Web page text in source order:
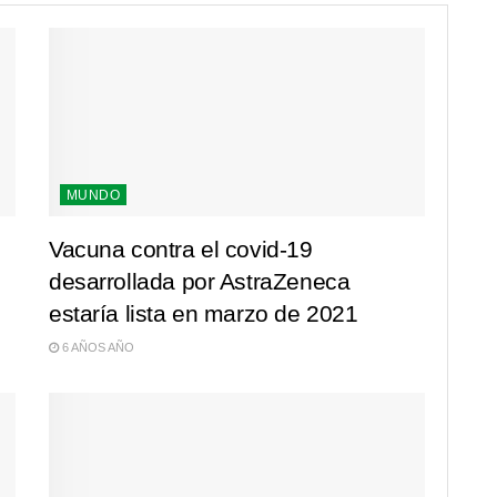
MUNDO
Vacuna contra el covid-19
desarrollada por AstraZeneca
estaría lista en marzo de 2021
6 AÑOS AÑO